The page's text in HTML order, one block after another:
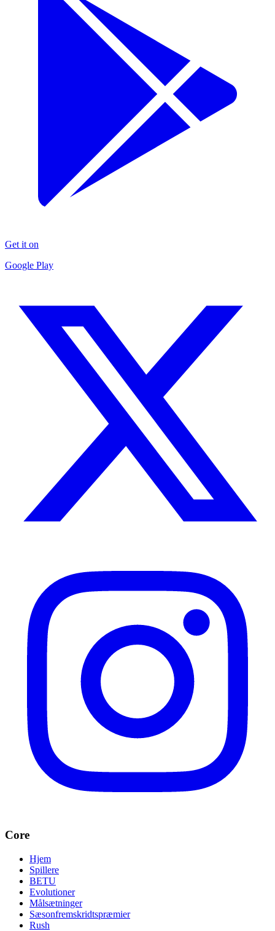
Get it on
Google Play
Core
Hjem
Spillere
BETU
Evolutioner
Målsætninger
Sæsonfremskridtspræmier
Rush